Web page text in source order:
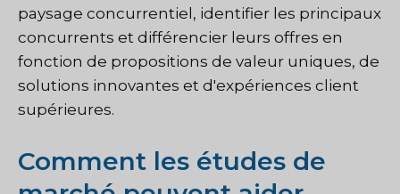
paysage concurrentiel, identifier les principaux
concurrents et différencier leurs offres en
fonction de propositions de valeur uniques, de
solutions innovantes et d'expériences client
supérieures.
Comment les études de